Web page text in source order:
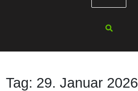
Tag: 29. Januar 2026